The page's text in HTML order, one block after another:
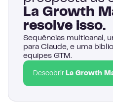
La Growth
resolve isso.
Sequências multicanal,
para Claude, e uma
equipes GTM.
Descobrir La Growth